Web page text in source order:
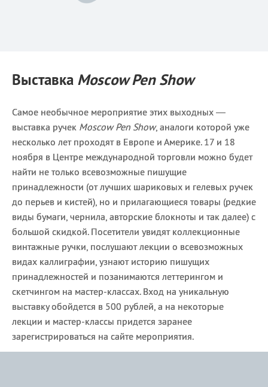
Выставка Moscow Pen Show
Самое необычное мероприятие этих выходных —
выставка ручек Moscow Pen Show, аналоги которой уже
несколько лет проходят в Европе и Америке. 17 и 18
ноября в Центре международной торговли можно будет
найти не только всевозможные пишущие
принадлежности (от лучших шариковых и гелевых ручек
до перьев и кистей), но и прилагающиеся товары (редкие
виды бумаги, чернила, авторские блокноты и так далее) с
большой скидкой. Посетители увидят коллекционные
винтажные ручки, послушают лекции о всевозможных
видах каллиграфии, узнают историю пишущих
принадлежностей и позанимаются леттерингом и
скетчингом на мастер-классах. Вход на уникальную
выставку обойдется в 500 рублей, а на некоторые
лекции и мастер-классы придется заранее
зарегистрироваться на сайте мероприятия.